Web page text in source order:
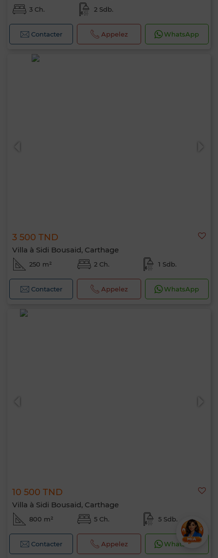
3 Ch. 2 Sdb.
Contacter Appelez WhatsApp
3 500 TND
Villa à Sidi Bousaid, Carthage
250 m² 2 Ch. 1 Sdb.
Contacter Appelez WhatsApp
10 500 TND
Villa à Sidi Bousaid, Carthage
800 m² 5 Ch. 5 Sdb.
Contacter Appelez WhatsApp